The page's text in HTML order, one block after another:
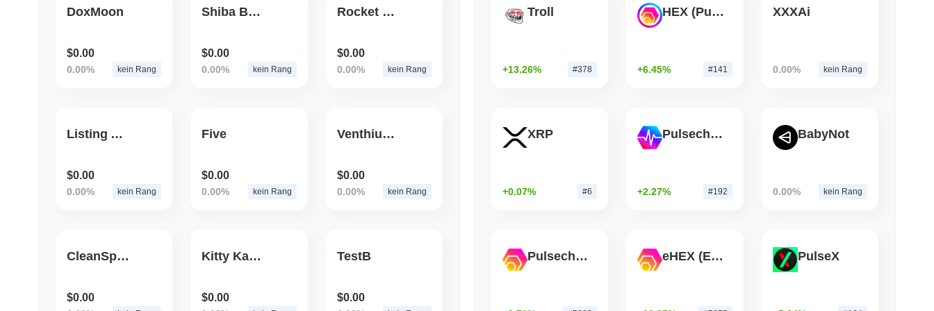
3 min lesen
Western Union verwandelt Dollar-Überweisungen in sofortige Visa-
DoxMoon
$0.00
0.00% kein Rang
Shiba Bone
$0.00
0.00% kein Rang
Rocket Bunny X
$0.00
0.00% kein Rang
Listing Alerts
$0.00
0.00% kein Rang
Five
$0.00
0.00% kein Rang
Venthium Finance
$0.00
0.00% kein Rang
CleanSpace
$0.00
Kitty Kat Coin
$0.00
TestB
$0.00
Troll
+13.26% #378
HEX (Pulsechain)
+6.45% #141
XXXAi
0.00% kein Rang
XRP
+0.07% #6
Pulsechain
+2.27% #192
BabyNot
0.00% kein Rang
Pulsechain Bridged HEX (Pulsechain) eHEX (Ethereum) PulseX